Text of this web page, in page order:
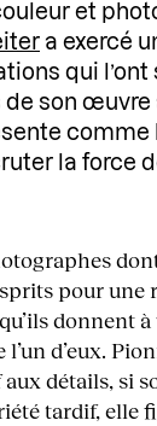
et
a exercé
qui l’ont
son œuvre
comme
la force
pour une
donnent à
d’eux.
détails, si
tardif, elle